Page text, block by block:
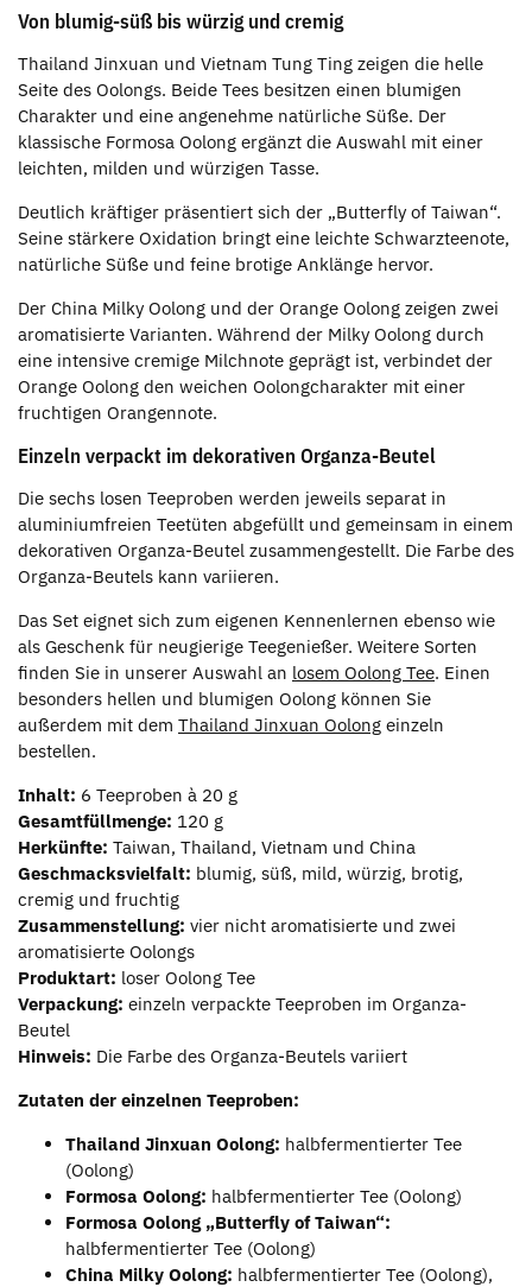
Von blumig-süß bis würzig und cremig
Thailand Jinxuan und Vietnam Tung Ting zeigen die helle
Seite des Oolongs. Beide Tees besitzen einen blumigen
Charakter und eine angenehme natürliche Süße. Der
klassische Formosa Oolong ergänzt die Auswahl mit einer
leichten, milden und würzigen Tasse.
Deutlich kräftiger präsentiert sich der „Butterfly of Taiwan“.
Seine stärkere Oxidation bringt eine leichte Schwarzteenote,
natürliche Süße und feine brotige Anklänge hervor.
Der China Milky Oolong und der Orange Oolong zeigen zwei
aromatisierte Varianten. Während der Milky Oolong durch
eine intensive cremige Milchnote geprägt ist, verbindet der
Orange Oolong den weichen Oolongcharakter mit einer
fruchtigen Orangennote.
Einzeln verpackt im dekorativen Organza-Beutel
Die sechs losen Teeproben werden jeweils separat in
aluminiumfreien Teetüten abgefüllt und gemeinsam in einem
dekorativen Organza-Beutel zusammengestellt. Die Farbe des
Organza-Beutels kann variieren.
Das Set eignet sich zum eigenen Kennenlernen ebenso wie
als Geschenk für neugierige Teegenießer. Weitere Sorten
finden Sie in unserer Auswahl an losem Oolong Tee. Einen
besonders hellen und blumigen Oolong können Sie
außerdem mit dem Thailand Jinxuan Oolong einzeln
bestellen.
Inhalt: 6 Teeproben à 20 g
Gesamtfüllmenge: 120 g
Herkünfte: Taiwan, Thailand, Vietnam und China
Geschmacksvielfalt: blumig, süß, mild, würzig, brotig,
cremig und fruchtig
Zusammenstellung: vier nicht aromatisierte und zwei
aromatisierte Oolongs
Produktart: loser Oolong Tee
Verpackung: einzeln verpackte Teeproben im Organza-
Beutel
Hinweis: Die Farbe des Organza-Beutels variiert
Zutaten der einzelnen Teeproben:
Thailand Jinxuan Oolong: halbfermentierter Tee
(Oolong)
Formosa Oolong: halbfermentierter Tee (Oolong)
Formosa Oolong „Butterfly of Taiwan“:
halbfermentierter Tee (Oolong)
China Milky Oolong: halbfermentierter Tee (Oolong),